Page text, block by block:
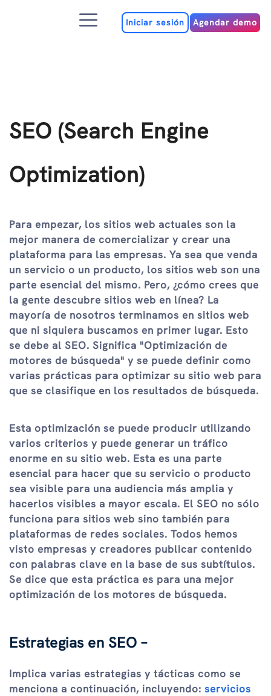
MenúIniciar sesión Agendar demo
SEO (Search Engine
Optimization)
Para empezar, los sitios web actuales son la
mejor manera de comercializar y crear una
plataforma para las empresas. Ya sea que venda
un servicio o un producto, los sitios web son una
parte esencial del mismo. Pero, ¿cómo crees que
la gente descubre sitios web en línea? La
mayoría de nosotros terminamos en sitios web
que ni siquiera buscamos en primer lugar. Esto
se debe al SEO. Significa "Optimización de
motores de búsqueda" y se puede definir como
varias prácticas para optimizar su sitio web para
que se clasifique en los resultados de búsqueda.
Esta optimización se puede producir utilizando
varios criterios y puede generar un tráfico
enorme en su sitio web. Esta es una parte
esencial para hacer que su servicio o producto
sea visible para una audiencia más amplia y
hacerlos visibles a mayor escala. El SEO no sólo
funciona para sitios web sino también para
plataformas de redes sociales. Todos hemos
visto empresas y creadores publicar contenido
con palabras clave en la base de sus subtítulos.
Se dice que esta práctica es para una mejor
optimización de los motores de búsqueda.
Estrategias en SEO –
Implica varias estrategias y tácticas como se
menciona a continuación, incluyendo: servicios